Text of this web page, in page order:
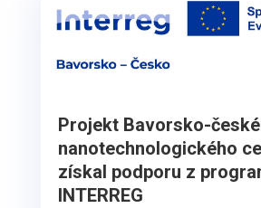
Projekt Bavorsko-
nanotechnologického
získal podporu z
INTERREG